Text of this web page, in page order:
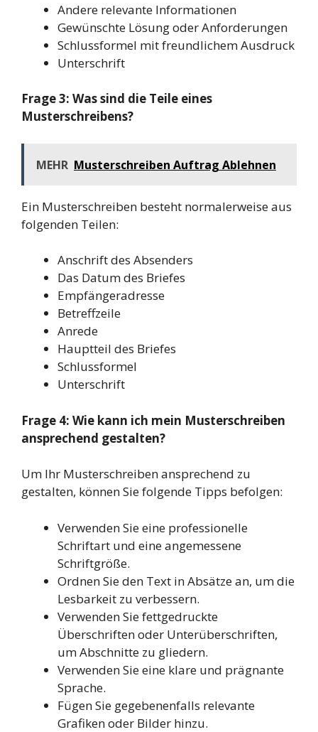
Andere relevante Informationen
Gewünschte Lösung oder Anforderungen
Schlussformel mit freundlichem Ausdruck
Unterschrift
Frage 3: Was sind die Teile eines
Musterschreibens?
MEHR Musterschreiben Auftrag Ablehnen
Ein Musterschreiben besteht normalerweise aus
folgenden Teilen:
Anschrift des Absenders
Das Datum des Briefes
Empfängeradresse
Betreffzeile
Anrede
Hauptteil des Briefes
Schlussformel
Unterschrift
Frage 4: Wie kann ich mein Musterschreiben
ansprechend gestalten?
Um Ihr Musterschreiben ansprechend zu
gestalten, können Sie folgende Tipps befolgen:
Verwenden Sie eine professionelle
Schriftart und eine angemessene
Schriftgröße.
Ordnen Sie den Text in Absätze an, um die
Lesbarkeit zu verbessern.
Verwenden Sie fettgedruckte
Überschriften oder Unterüberschriften,
um Abschnitte zu gliedern.
Verwenden Sie eine klare und prägnante
Sprache.
Fügen Sie gegebenenfalls relevante
Grafiken oder Bilder hinzu.